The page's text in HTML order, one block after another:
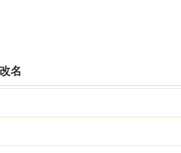
名